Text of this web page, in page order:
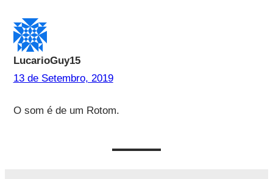
LucarioGuy15
13 de Setembro, 2019
O som é de um Rotom.